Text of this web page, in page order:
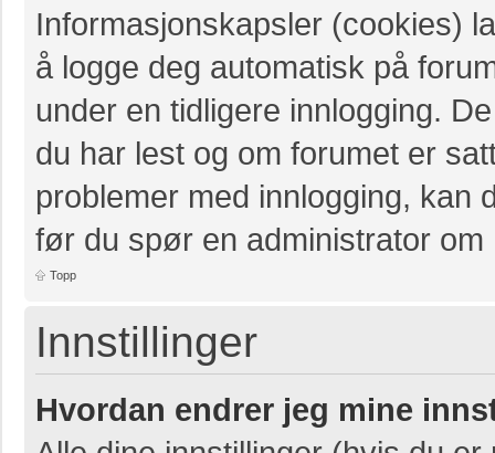
Informasjonskapsler (cookies)
å logge deg automatisk på
under en tidligere innlogging.
du har lest og om forumet er
problemer med innlogging,
før du spør en administrator
Topp
Innstillinger
Hvordan endrer jeg mine